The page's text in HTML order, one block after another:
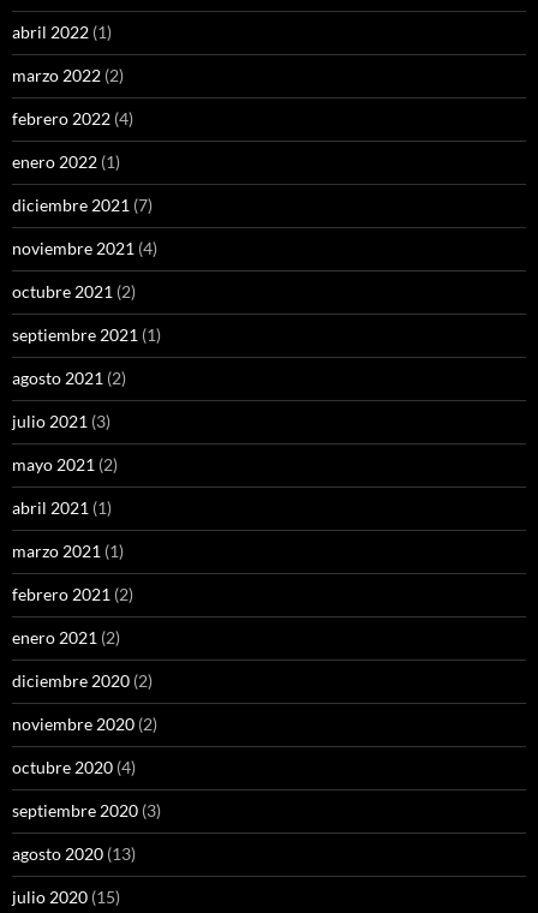
abril 2022 (1)
marzo 2022 (2)
febrero 2022 (4)
enero 2022 (1)
diciembre 2021 (7)
noviembre 2021 (4)
octubre 2021 (2)
septiembre 2021 (1)
agosto 2021 (2)
julio 2021 (3)
mayo 2021 (2)
abril 2021 (1)
marzo 2021 (1)
febrero 2021 (2)
enero 2021 (2)
diciembre 2020 (2)
noviembre 2020 (2)
octubre 2020 (4)
septiembre 2020 (3)
agosto 2020 (13)
julio 2020 (15)